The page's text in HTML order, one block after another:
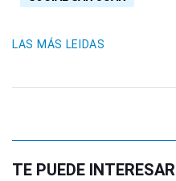
LAS MÁS LEIDAS
TE PUEDE INTERESAR